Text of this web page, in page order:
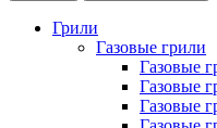
Грили
Газовые грили
Газовые
Газовые
Газовые